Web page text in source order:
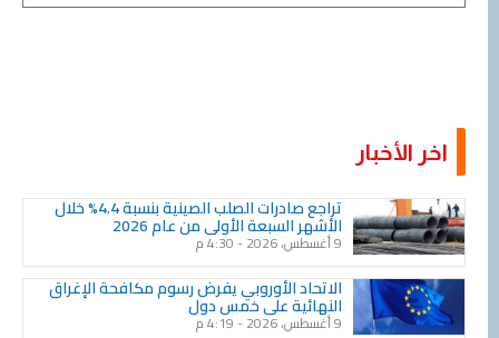
اخر الأخبار
تراجع صادرات الصلب الصينية بنسبة 4.4% خلال
الأشهر السبعة الأولى من عام 2026
9 أغسطس، 2026
الاتحاد الأوروبي يفرض رسوم مكافحة الإغراق
النهائية على خمس دول
9 أغسطس، 2026
PagePagePagePagePagePagePagePagePagePage